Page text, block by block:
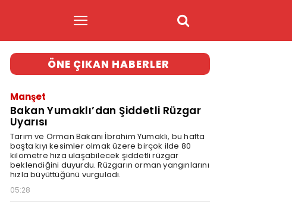
ÖNE ÇIKAN HABERLER
Manşet
Bakan Yumaklı’dan Şiddetli Rüzgar
Uyarısı
Tarım ve Orman Bakanı İbrahim Yumaklı, bu hafta
başta kıyı kesimler olmak üzere birçok ilde 80
kilometre hıza ulaşabilecek şiddetli rüzgar
beklendiğini duyurdu. Rüzgarın orman yangınlarını
hızla büyüttüğünü vurguladı.
05:28